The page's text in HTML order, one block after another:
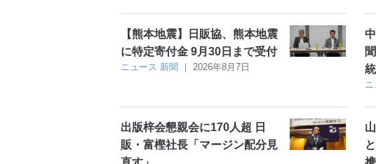
【熊本地震】日販協、熊本地震
に特定寄付金 9月30日まで受付
ニュース 新聞 ｜ 2026年8月7日
出版梓会懇親会に170人超 日
販・富樫社長「マージン配分見